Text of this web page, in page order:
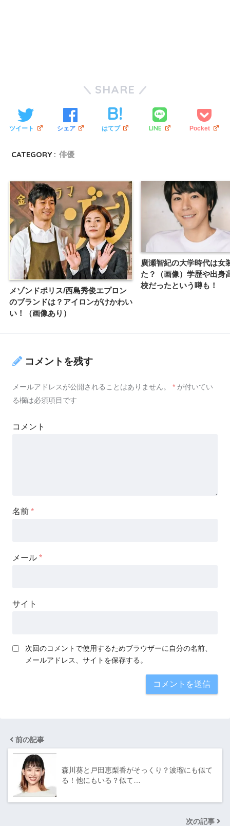
SHARE
ツイート シェア はてブ LINE Pocket
CATEGORY : 俳優
メゾンドポリス/西島秀俊エプロン
のブランドは？アイロンがけかわい
い！（画像あり）
廣瀬智紀の大学時代は女
た？（画像）学歴や出身
校だったという噂も！
コメントを残す
メールアドレスが公開されることはありません。 * が付いてい
る欄は必須項目です
コメント
名前 *
メール *
サイト
次回のコメントで使用するためブラウザーに自分の名前、
メールアドレス、サイトを保存する。
前の記事
森川葵と戸田恵梨香がそっくり？波瑠にも似て
る！他にもいる？似て…
次の記事